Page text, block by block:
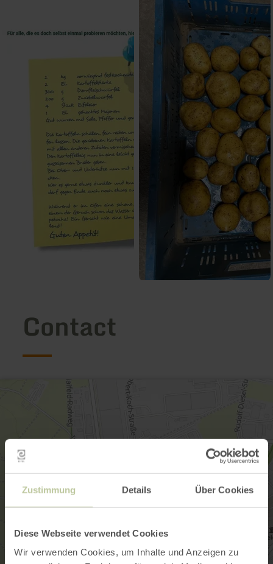
Zustimmung Details Über Cookies
Diese Webseite verwendet Cookies
Wir verwenden Cookies, um Inhalte und Anzeigen zu
Contact